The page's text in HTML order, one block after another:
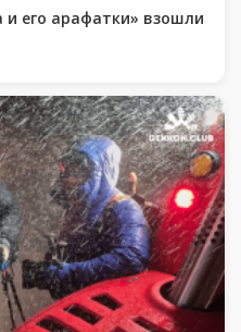
и его арафатки» взошли